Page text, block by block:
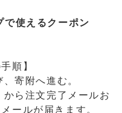
使えるクーポン
順】
寄附へ進む。
ら注文完了メールお
ールが届きます。